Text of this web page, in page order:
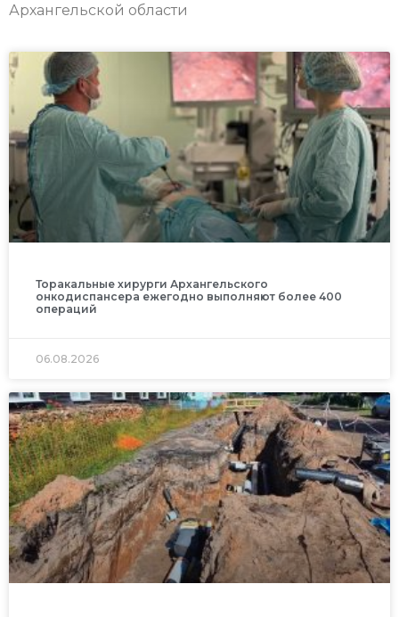
Архангельской области
Торакальные хирурги Архангельского
онкодиспансера ежегодно выполняют более 400
операций
06.08.2026